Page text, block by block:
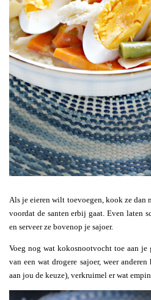
Als je eieren wilt toevoegen, kook ze dan
voordat de santen erbij gaat. Even laten
en serveer ze bovenop je sajoer.
Voeg nog wat kokosnootvocht toe aan je
van een wat drogere sajoer, weer
aan jou de keuze), verkruimel er wat